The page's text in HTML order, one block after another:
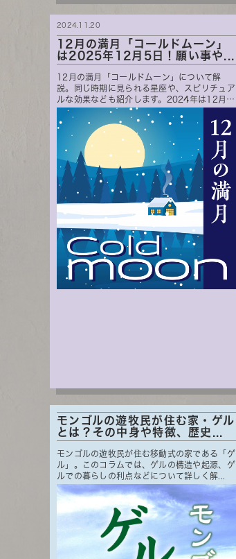
12月の満月「コールドムーン」
は2025年12月5日！願い事や...
12月の満月「コールドムーン」について解
説。同じ時期に見られる星座や、スピリチュア
ルな効果なども紹介します。2024年は12月
5...
2024.11.20
モンゴルの遊牧民が住む家・ゲル
とは？その中身や特徴、歴史...
モンゴルの遊牧民が住む移動式の家である「ゲ
ル」。このコラムでは、ゲルの構造や起源、ゲ
ルでの暮らしの利点などについて詳しく解...